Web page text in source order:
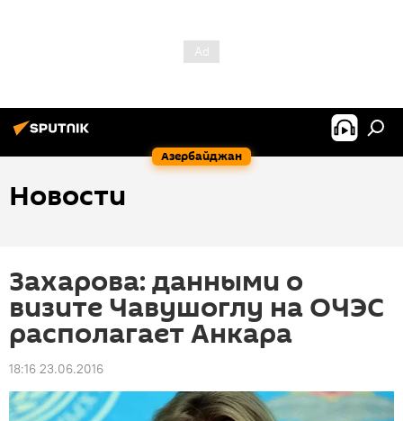
Азербайджан
Новости
Захарова: данными о
визите Чавушоглу на ОЧЭС
располагает Анкара
18:16 23.06.2016